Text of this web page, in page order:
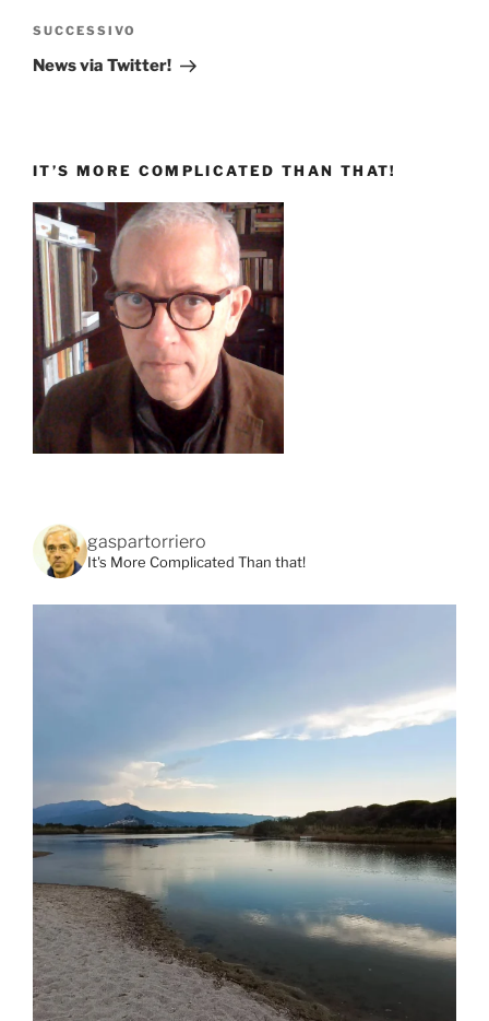
Articolo
successivo
SUCCESSIVO
News via Twitter!
IT’S MORE COMPLICATED THAN THAT!
gaspartorriero
It's More Complicated Than that!